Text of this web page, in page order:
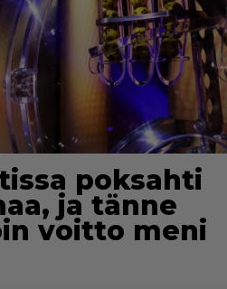
poksahti
ja tänne
voitto meni